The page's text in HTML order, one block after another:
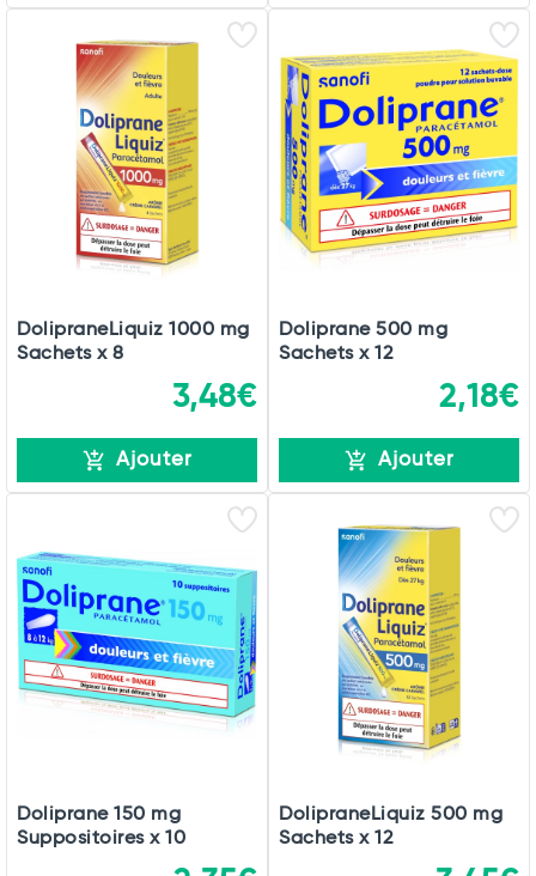
DolipraneLiquiz 1000 mg
Sachets x 8
3,48€
Ajouter
Doliprane 500 mg
Sachets x 12
2,18€
Ajouter
Doliprane 150 mg
Suppositoires x 10
DolipraneLiquiz 500 mg
Sachets x 12